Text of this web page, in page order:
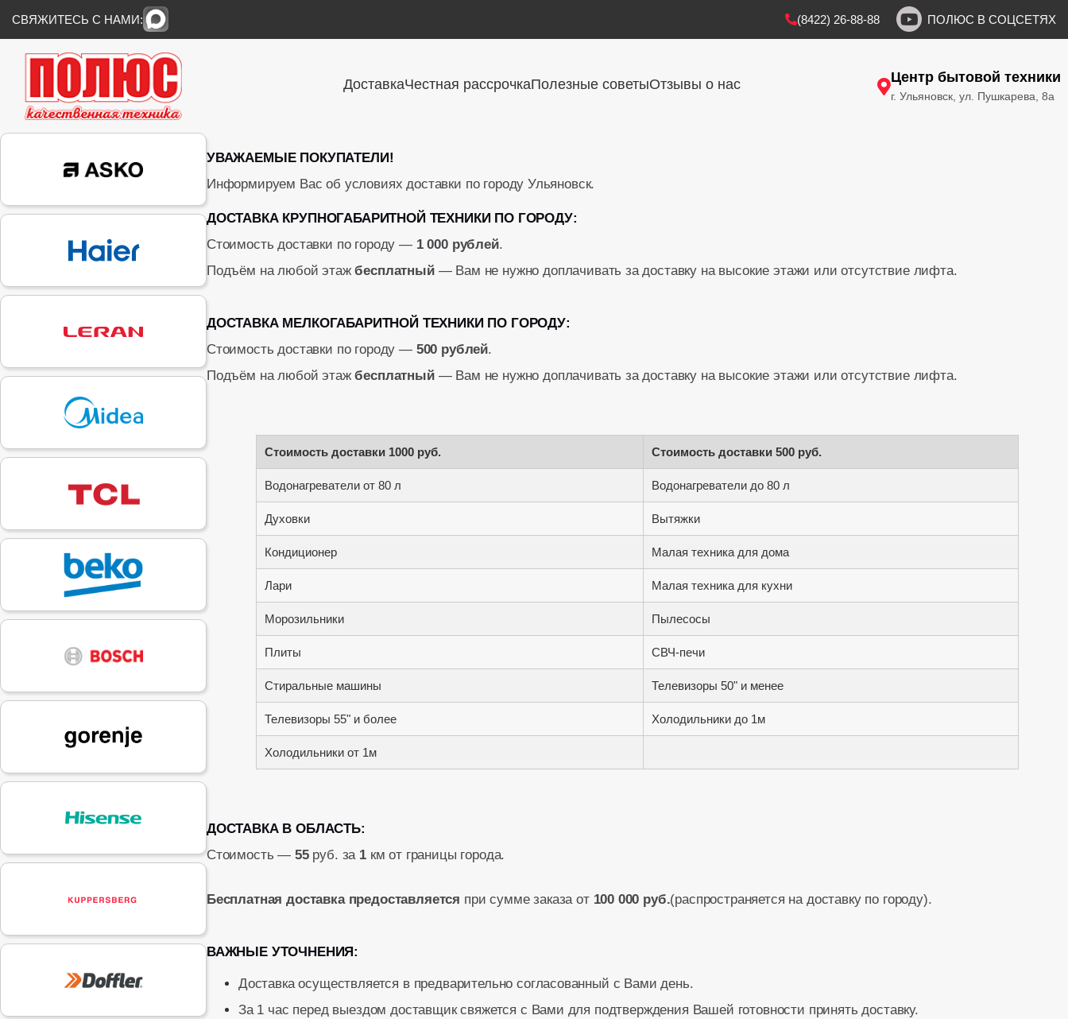
СВЯЖИТЕСЬ С НАМИ: (8422) 26-88-88 ПОЛЮС В СОЦСЕТЯХ
ДоставкаЧестная рассрочкаПолезные советыОтзывы о нас Центр бытовой техники
г. Ульяновск, ул. Пушкарева, 8а
УВАЖАЕМЫЕ ПОКУПАТЕЛИ!
Информируем Вас об условиях доставки по городу Ульяновск.
ДОСТАВКА КРУПНОГАБАРИТНОЙ ТЕХНИКИ ПО ГОРОДУ:
Стоимость доставки по городу — 1 000 рублей.
Подъём на любой этажбесплатный— Вам не нужно доплачивать за доставку на высокие этажи или отсутствие лифта.
ДОСТАВКА МЕЛКОГАБАРИТНОЙ ТЕХНИКИ ПО ГОРОДУ:
Стоимость доставки по городу — 500 рублей.
Подъём на любой этажбесплатный— Вам не нужно доплачивать за доставку на высокие этажи или отсутствие лифта.
Стоимость доставки 1000 руб. Стоимость доставки 500 руб.
Водонагреватели от 80 л Водонагреватели до 80 л
Духовки Вытяжки
Кондиционер Малая техника для дома
Лари Малая техника для кухни
Морозильники Пылесосы
Плиты СВЧ-печи
Стиральные машины Телевизоры 50" и менее
Телевизоры 55" и более Холодильники до 1м
Холодильники от 1м
ДОСТАВКА В ОБЛАСТЬ:
Стоимость — 55руб. за 1км от границы города.
Бесплатная доставка предоставляется при сумме заказа от 100 000 руб.(распространяется на доставку по городу).
ВАЖНЫЕ УТОЧНЕНИЯ:
Доставка осуществляется в предварительно согласованный с Вами день.
За 1 час перед выездом доставщик свяжется с Вами для подтверждения Вашей готовности принять доставку.